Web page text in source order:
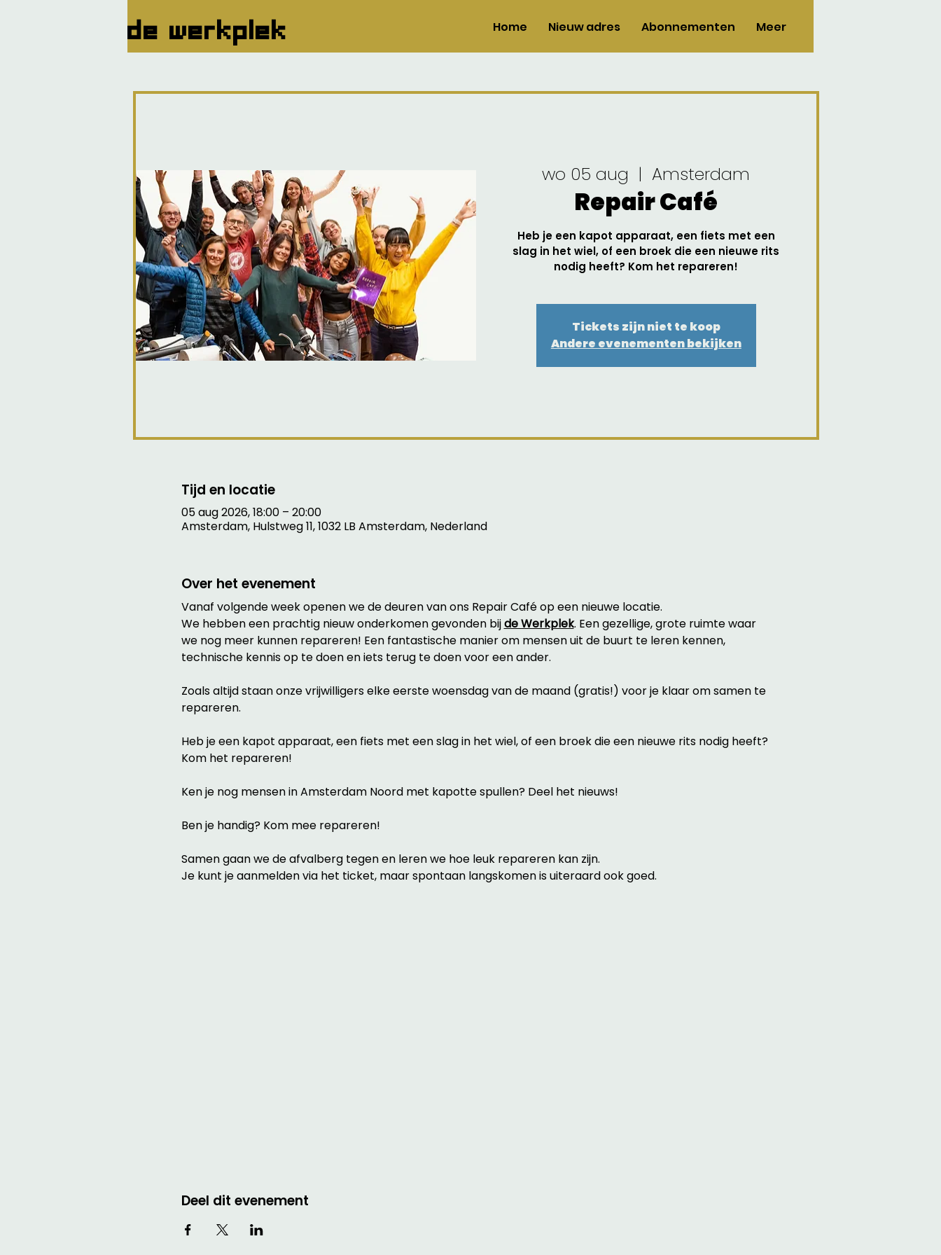
de werkplek Home Nieuw adres Abonnementen Meer
wo 05 aug
  |
Amsterdam
Repair Café
Heb je een kapot apparaat, een fiets met een
slag in het wiel, of een broek die een nieuwe rits
nodig heeft? Kom het repareren!
Tickets zijn niet te koop
Andere evenementen bekijken
Tijd en locatie
05 aug 2026, 18:00 – 20:00
Amsterdam, Hulstweg 11, 1032 LB Amsterdam, Nederland
Over het evenement
Vanaf volgende week openen we de deuren van ons Repair Café op een nieuwe locatie.
We hebben een prachtig nieuw onderkomen gevonden bij de Werkplek. Een gezellige, grote ruimte waar
we nog meer kunnen repareren! Een fantastische manier om mensen uit de buurt te leren kennen,
technische kennis op te doen en iets terug te doen voor een ander.
Zoals altijd staan onze vrijwilligers elke eerste woensdag van de maand (gratis!) voor je klaar om samen te
repareren.
Heb je een kapot apparaat, een fiets met een slag in het wiel, of een broek die een nieuwe rits nodig heeft?
Kom het repareren!
Ken je nog mensen in Amsterdam Noord met kapotte spullen? Deel het nieuws!
Ben je handig? Kom mee repareren!
Samen gaan we de afvalberg tegen en leren we hoe leuk repareren kan zijn.
Je kunt je aanmelden via het ticket, maar spontaan langskomen is uiteraard ook goed.
Deel dit evenement